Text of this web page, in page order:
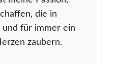
die in
und für immer ein
zaubern.